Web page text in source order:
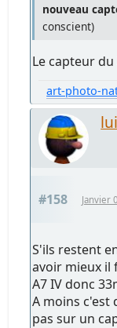
nouveau
conscient)
Le capteur du
art-photo-
#158 Janvier
S'ils restent
avoir mieux il
A7 IV donc
A moins c'est
pas sur un